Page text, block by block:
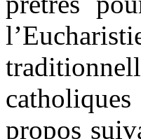
propos